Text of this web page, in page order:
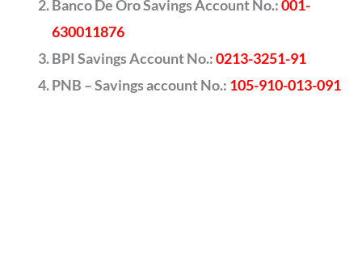
Banco De Oro Savings Account No.:001-
630011876
BPI Savings Account No.:0213-3251-91
PNB – Savings account No.: 105-910-013-091